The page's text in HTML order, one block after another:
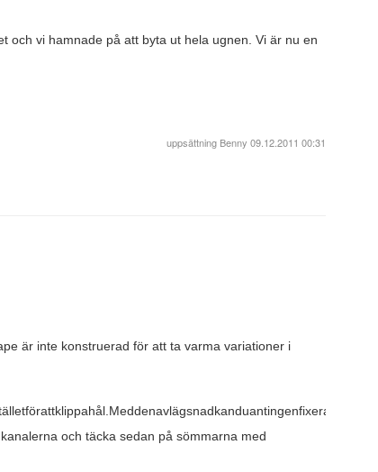
och vi hamnade på att byta ut hela ugnen. Vi är nu en
uppsättning Benny 09.12.2011 00:31
är inte konstruerad för att ta varma variationer i
och täcka sedan på sömmarna med